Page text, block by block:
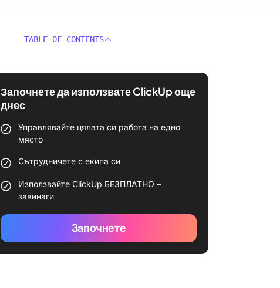
TABLE OF CONTENTS
Започнете да използвате ClickUp още
днес
Управлявайте цялата си работа на едно
място
Сътрудничете с екипа си
Използвайте ClickUp БЕЗПЛАТНО –
завинаги
Започнете